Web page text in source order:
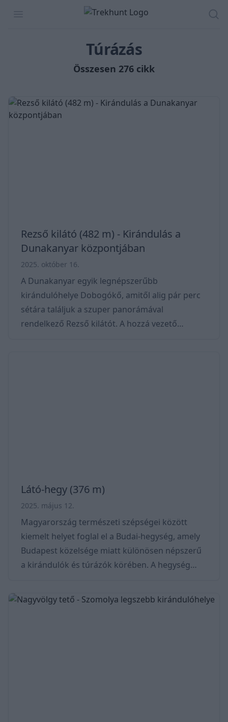
Open menu
Trekhunt
Túrázás
Összesen 276 cikk
Rezső kilátó (482 m) - Kirándulás a
Dunakanyar központjában
2025. október 16.
A Dunakanyar egyik legnépszerűbb
kirándulóhelye Dobogókő, amitől alig pár perc
sétára találjuk a szuper panorámával
rendelkező Rezső kilátót. A hozzá vezető
Látó-hegy (376 m)
2025. május 12.
Magyarország természeti szépségei között
kiemelt helyet foglal el a Budai-hegység, amely
Budapest közelsége miatt különösen népszerű
a kirándulók és túrázók körében. A hegység
hegy, amely gyönyörű panorámával és gazdag
állat- és növényvilágával vár minket,